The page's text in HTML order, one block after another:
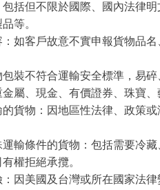
括但不限於國際、國內法律
等。
如客戶故意不實申報貨物品
裝不符合運輸安全標準，易
屬、現金、有價證券、珠寶
貨物：因地區性法律、政策
輸條件的貨物：包括需要冷
權拒絕承攬。
因美國及台灣或所在國家法